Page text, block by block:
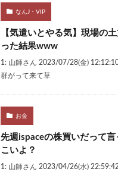
なんJ・VIP
【気遣いとやる気】現場の
った結果www
1: 山師さん 2023/07/28(金)
群がって来て草
お金
先週ispaceの株買いだって
こいよ？
1: 山師さん 2023/04/26(水)